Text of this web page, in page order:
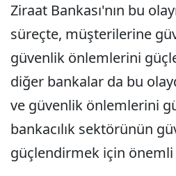
Ziraat Bankası'nın bu
süreçte, müşterilerine
güvenlik önlemlerini
diğer bankalar da bu
ve güvenlik önlemlerini
bankacılık sektörünün
güçlendirmek için önemli